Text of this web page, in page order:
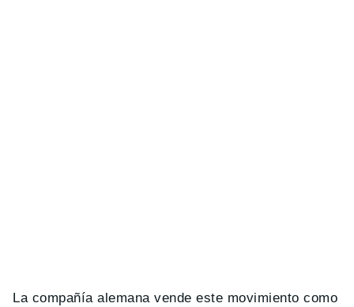
La compañía alemana vende este movimiento como